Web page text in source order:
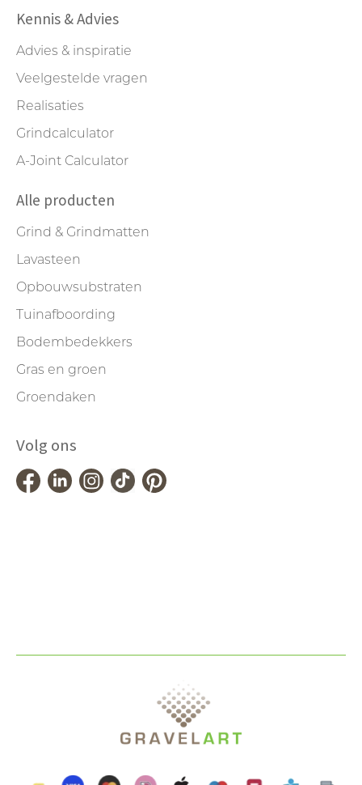
Kennis & Advies
Advies & inspiratie
Veelgestelde vragen
Realisaties
Grindcalculator
A-Joint Calculator
Alle producten
Grind & Grindmatten
Lavasteen
Opbouwsubstraten
Tuinafboording
Bodembedekkers
Gras en groen
Groendaken
Volg ons